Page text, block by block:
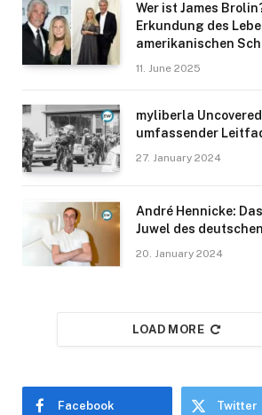
Wer ist James
Erkundung des
amerikanischen
11. June 2025
myliberla
umfassender
27. January 2024
André Hennicke:
Juwel des
20. January 2024
LOAD MORE
Facebook Twitter